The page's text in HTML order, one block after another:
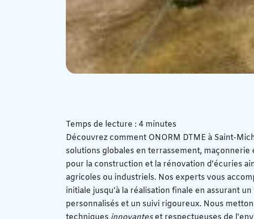
Temps de lecture : 4 minutes
Découvrez comment ONORM DTME à Saint-
solutions globales en terrassement,
pour la construction et la rénovation d'écuries
agricoles ou industriels. Nos experts vous
initiale jusqu'à la réalisation finale en assurant
personnalisés et un suivi rigoureux. Nous